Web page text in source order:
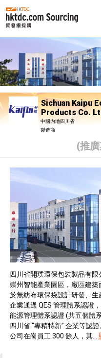
Sichuan Kaipu
Products Co.
中國內地四川省
製造商
(推
四川省開璞環保包裝製品有
崇州智能產業園區，廠區建
於無紡布環保袋設計研發、生
企業通過 QES 管理體系認證
能源管理體系認證 (共五個體
四川省 “專精特新” 企業等認證
公司在崗員工 300 餘人，其...